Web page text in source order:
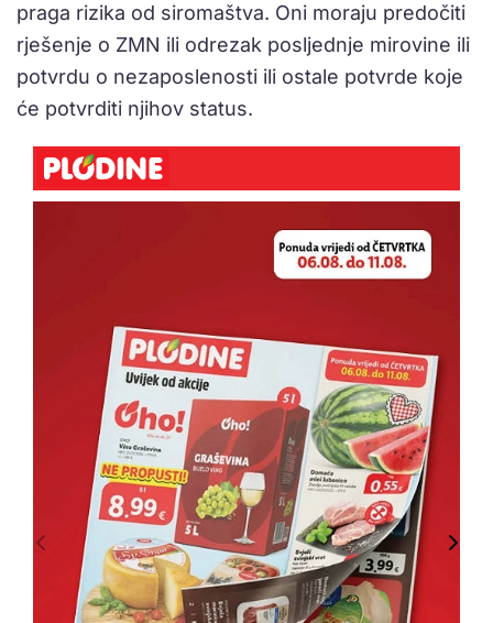
praga rizika od siromaštva. Oni moraju predočiti
rješenje o ZMN ili odrezak posljednje mirovine ili
potvrdu o nezaposlenosti ili ostale potvrde koje
će potvrditi njihov status.